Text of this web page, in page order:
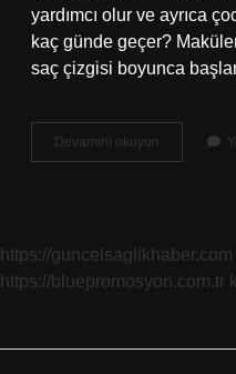
yardımcı olur ve ayrıca
kaç günde geçer?
saç çizgisi boyunca
Devamını okuyun
Hastalık
https://guncelsaglikhaber.com
https://bluepromosyon.com.tr